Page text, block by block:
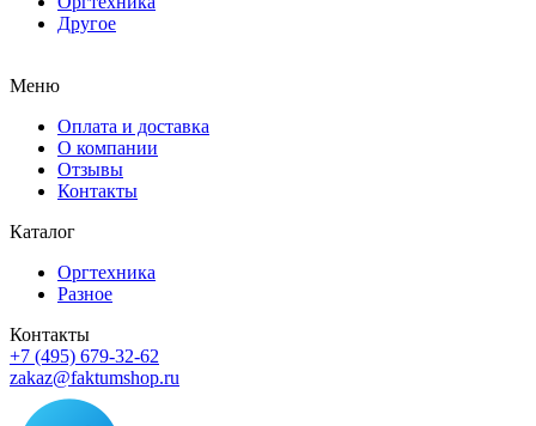
Другое
Меню
Оплата и доставка
О компании
Отзывы
Контакты
Каталог
Оргтехника
Разное
Контакты
+7 (495) 679-32-62
zakaz@faktumshop.ru